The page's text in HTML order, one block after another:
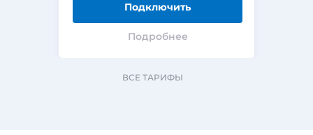
Подключить
Подробнее
ВСЕ ТАРИФЫ